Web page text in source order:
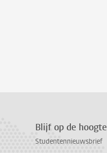
Blijf op de hoogte
Studentennieuwsbrief